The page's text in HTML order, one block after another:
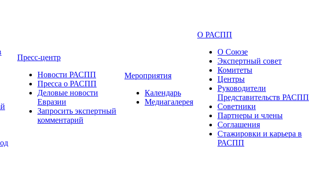
Пресс-центр
Новости РАСПП
Пресса о РАСПП
Деловые новости
Евразии
Запросить экспертный
комментарий
Мероприятия
Календарь
Медиагалерея
О РАСПП
О Союзе
Экспертный совет
Комитеты
Центры
Руководители
Представительств РАСПП
Советники
Партнеры и члены
Соглашения
Стажировки и карьера в
РАСПП